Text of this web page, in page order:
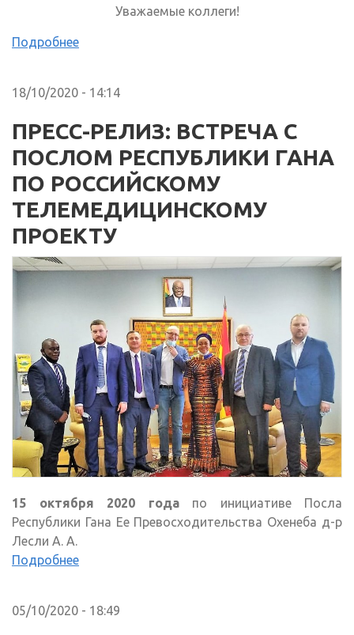
Уважаемые коллеги!
Подробнее
18/10/2020 - 14:14
ПРЕСС-РЕЛИЗ: ВСТРЕЧА С
ПОСЛОМ РЕСПУБЛИКИ ГАНА
ПО РОССИЙСКОМУ
ТЕЛЕМЕДИЦИНСКОМУ
ПРОЕКТУ
15 октября 2020 годапо инициативе Посла
Республики Гана Ее Превосходительства Охенеба д-р
Лесли А. А.
Подробнее
05/10/2020 - 18:49